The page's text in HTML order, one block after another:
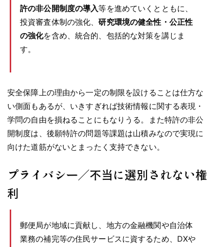
許の非公開制度の導入等を進めていくとともに、
投資審査体制の強化、研究環境の健全性・公正性
の強化を含め、統合的、包括的な対策を講じま
す。
安全保障上の理由から一定の制限を設けることは仕方な
い側面もあるが、いきすぎれば技術情報に関する表現・
学問の自由を損ねることにもなりうる。また特許の非公
開制度は、後願特許の問題等課題は山積みなので実現に
向けた道筋がないとまったく支持できない。
プライバシー／不当に選別されない権
利
郵便局が地域に貢献し、地方の金融機関や自治体
業務の補完等の住民サービスに資するため、DXや